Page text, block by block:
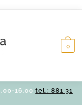
0
16.00 tel.: 881 31